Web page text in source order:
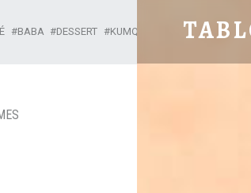
Le blog pour sublimer vos repas
BABA DESSERT KUMQUAT